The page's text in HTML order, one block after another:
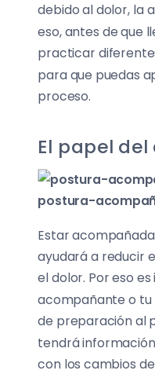
debido al dolor, la
eso, antes de que
practicar
para que puedas
proceso.
El papel
postura-
Estar
ayudará a reducir
el dolor. Por eso
acompañante o tu
de preparación al
tendrá
con los cambios